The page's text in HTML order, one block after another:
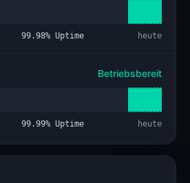
99.98% Uptime heute
Betriebsbereit
99.99% Uptime heute